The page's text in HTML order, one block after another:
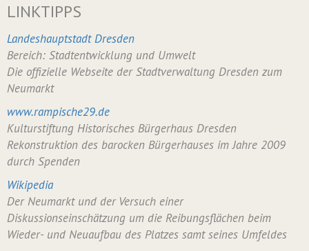
LINKTIPPS
Landeshauptstadt Dresden
Bereich: Stadtentwicklung und Umwelt
Die offizielle Webseite der Stadtverwaltung Dresden zum
Neumarkt
www.rampische29.de
Kulturstiftung Historisches Bürgerhaus Dresden
Rekonstruktion des barocken Bürgerhauses im Jahre 2009
durch Spenden
Wikipedia
Der Neumarkt und der Versuch einer
Diskussionseinschätzung um die Reibungsflächen beim
Wieder- und Neuaufbau des Platzes samt seines Umfeldes